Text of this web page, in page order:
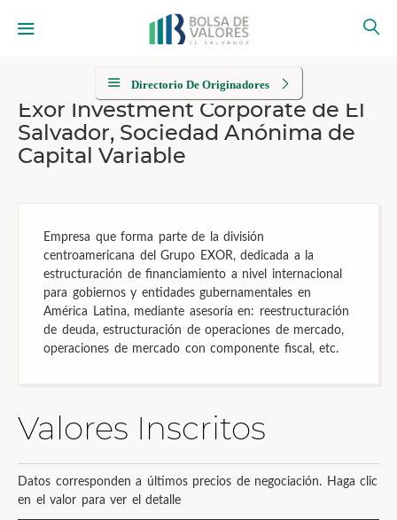
Directorio De Originadores
Exor Investment Corporate de El
Salvador, Sociedad Anónima de
Capital Variable
Empresa que forma parte de la división
centroamericana del Grupo EXOR, dedicada a la
estructuración de financiamiento a nivel internacional
para gobiernos y entidades gubernamentales en
América Latina, mediante asesoría en: reestructuración
de deuda, estructuración de operaciones de mercado,
operaciones de mercado con componente fiscal, etc.
Valores Inscritos
Datos corresponden a últimos precios de negociación. Haga clic
en el valor para ver el detalle